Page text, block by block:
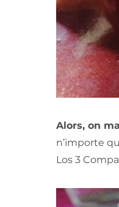
Alors, on
n’importe
Los 3